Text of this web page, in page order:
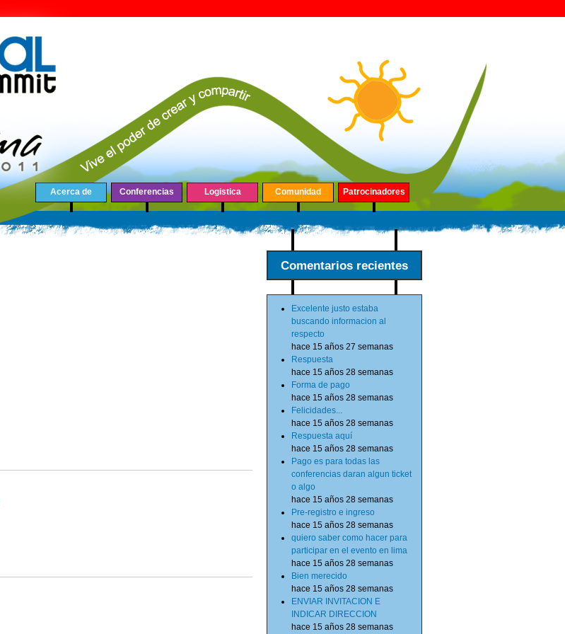
Acerca de Conferencias Logistica Comunidad Patrocinadores
Comentarios recientes
Excelente justo estaba
buscando informacion al
respecto
hace 15 años 27 semanas
Respuesta
hace 15 años 28 semanas
Forma de pago
hace 15 años 28 semanas
Felicidades...
hace 15 años 28 semanas
Respuesta aquí
hace 15 años 28 semanas
Pago es para todas las
conferencias daran algun ticket
o algo
hace 15 años 28 semanas
Pre-registro e ingreso
hace 15 años 28 semanas
quiero saber como hacer para
participar en el evento en lima
hace 15 años 28 semanas
Bien merecido
hace 15 años 28 semanas
ENVIAR INVITACION E
INDICAR DIRECCION
hace 15 años 28 semanas